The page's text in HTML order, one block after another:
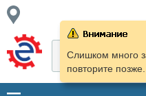
Слишком много
повторите позже.